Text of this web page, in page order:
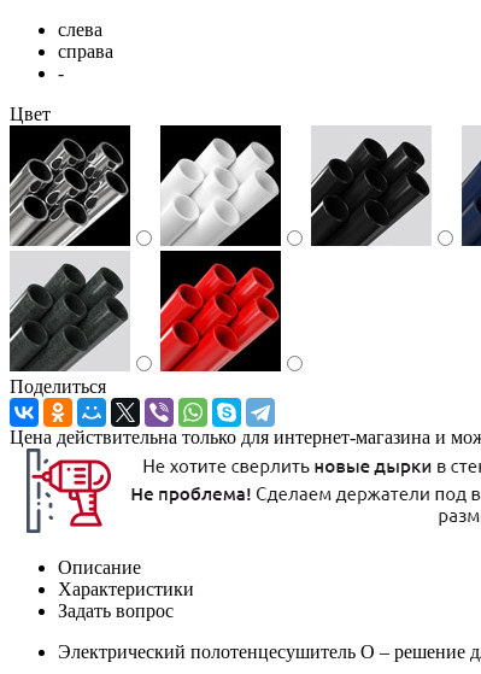
слева
справа
-
Цвет
Поделиться
Цена действительна только для интернет-магазина и
Описание
Характеристики
Задать вопрос
Электрический полотенцесушитель O – решение